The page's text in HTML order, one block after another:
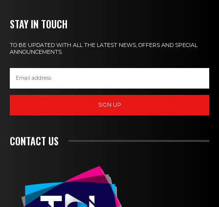
STAY IN TOUCH
TO BE UPDATED WITH ALL THE LATEST NEWS, OFFERS AND SPECIAL
ANNOUNCEMENTS.
SIGN UP
CONTACT US